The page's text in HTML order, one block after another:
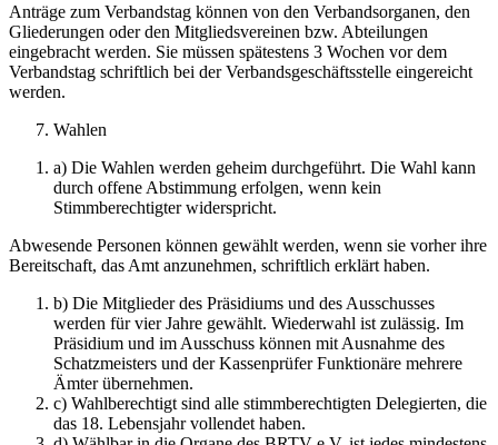
Anträge zum Verbandstag können von den Verbandsorganen, den
Gliederungen oder den Mitgliedsvereinen bzw. Abteilungen
eingebracht werden. Sie müssen spätestens 3 Wochen vor dem
Verbandstag schriftlich bei der Verbandsgeschäftsstelle eingereicht
werden.
Wahlen
a) Die Wahlen werden geheim durchgeführt. Die Wahl kann
durch offene Abstimmung erfolgen, wenn kein
Stimmberechtigter widerspricht.
Abwesende Personen können gewählt werden, wenn sie vorher ihre
Bereitschaft, das Amt anzunehmen, schriftlich erklärt haben.
b) Die Mitglieder des Präsidiums und des Ausschusses
werden für vier Jahre gewählt. Wiederwahl ist zulässig. Im
Präsidium und im Ausschuss können mit Ausnahme des
Schatzmeisters und der Kassenprüfer Funktionäre mehrere
Ämter übernehmen.
c) Wahlberechtigt sind alle stimmberechtigten Delegierten, die
das 18. Lebensjahr vollendet haben.